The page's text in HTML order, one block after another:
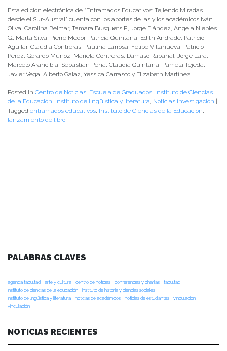
Esta edición electrónica de “Entramados Educativos: Tejiendo Miradas
desde el Sur-Austral” cuenta con los aportes de las y los académicos Iván
Oliva, Carolina Belmar, Tamara Busquets P., Jorge Flández, Ángela Niebles
G., Marta Silva, Pierre Medor, Patricia Quintana, Edith Andrade, Patricio
Aguilar, Claudia Contreras, Paulina Larrosa, Felipe Villanueva, Patricio
Pérez, Gerardo Muñoz, Mariela Contreras, Dámaso Rabanal, Jorge Lara,
Marcelo Arancibia, Sebastián Peña, Claudia Quintana, Pamela Tejeda,
Javier Vega, Alberto Galaz, Yessica Carrasco y Elizabeth Martínez.
Posted in Centro de Noticias, Escuela de Graduados, Instituto de Ciencias
de la Educación, instituto de lingüistica y literatura, Noticias Investigación
Tagged entramados educativos, Instituto de Ciencias de la Educación,
lanzamiento de libro
PALABRAS CLAVES
agenda facultad arte y cultura centro de noticias conferencias y charlas
facultad
instituto de ciencias de la educación
instituto de historia y ciencias sociales
instituto de lingüística y literatura
noticias de académicos noticias de estudiantes
vinculacion
vinculación
NOTICIAS RECIENTES